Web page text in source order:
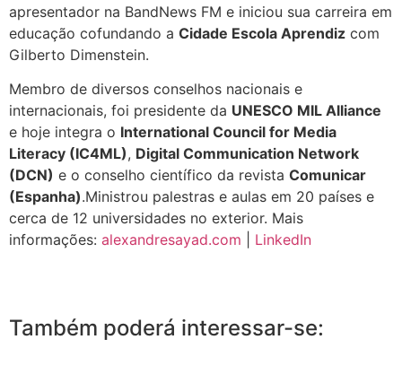
apresentador na BandNews FM e iniciou sua carreira em
educação cofundando a Cidade Escola Aprendiz com
Gilberto Dimenstein.
Membro de diversos conselhos nacionais e
internacionais, foi presidente da UNESCO MIL Alliance
e hoje integra o International Council for Media
Literacy (IC4ML), Digital Communication Network
(DCN) e o conselho científico da revista Comunicar
(Espanha).Ministrou palestras e aulas em 20 países e
cerca de 12 universidades no exterior. Mais
informações: alexandresayad.com LinkedIn
Também poderá interessar-se: